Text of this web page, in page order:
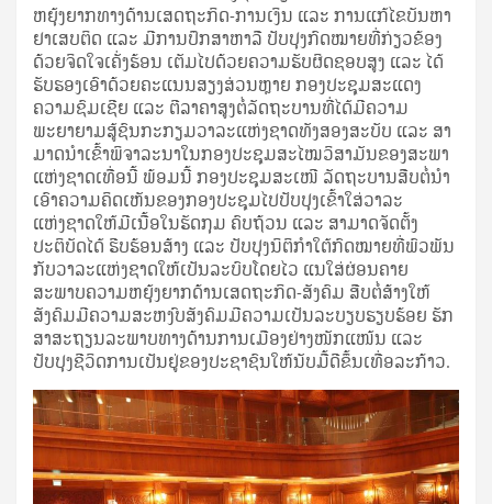
ຫຍຸ້ງຍາກທາງດ້ານເສດຖະກິດ-ການເງິນ ແລະ ການແກ້ໄຂບັນຫາ
ຢາເສບຕິດ ແລະ ມີການປຶກສາຫາລື ປັບປຸງກົດໝາຍທີ່ກ່ຽວຂ້ອງ
ດ້ວຍຈິດໃຈເຄັ່ງຮ້ອນ ເຕັມໄປດ້ວຍຄວາມຮັບຜິດຊອບສູງ ແລະ ໄດ້
ຮັບຮອງເອົາດ້ວຍຄະແນນສຽງສ່ວນຫຼາຍ ກອງປະຊຸມສະແດງ
ຄວາມຊົມເຊີຍ ແລະ ຕີລາຄາສູງຕໍ່ລັດຖະບານທີ່ໄດ້ມີຄວາມ
ພະຍາຍາມສູ້ຊົນກະກຽມວາລະແຫ່ງຊາດທັງສອງສະບັບ ແລະ ສາ
ມາດນໍາເຂົ້າພິຈາລະນາໃນກອງປະຊຸມສະໄໝວິສາມັນຂອງສະພາ
ແຫ່ງຊາດເທື່ອນີ້ ພ້ອມນີ້ ກອງປະຊຸມສະເໜີ ລັດຖະບານສືບຕໍ່ນໍາ
ເອົາຄວາມຄິດເຫັນຂອງກອງປະຊຸມໄປປັບປຸງເຂົ້າໃສ່ວາລະ
ແຫ່ງຊາດໃຫ້ມີເນື້ອໃນຮັດກຸມ ຄົບຖ້ວນ ແລະ ສາມາດຈັດຕັ້ງ
ປະຕິບັດໄດ້ ຮີບຮ້ອນສ້າງ ແລະ ປັບປຸງນິຕິກໍາໃຕ້ກົດໝາຍທີ່ພົວພັນ
ກັບວາລະແຫ່ງຊາດໃຫ້ເປັນລະບົບໂດຍໄວ ແນໃສ່ຜ່ອນຄາຍ
ສະພາບຄວາມຫຍຸ້ງຍາກດ້ານເສດຖະກິດ-ສັງຄົມ ສືບຕໍ່ສ້າງໃຫ້
ສັງຄົມມີຄວາມສະຫງົບສັງຄົມມີຄວາມເປັນລະບຽບຮຽບຮ້ອຍ ຮັກ
ສາສະຖຽນລະພາບທາງດ້ານການເມືອງຢ່າງໜັກແໜ້ນ ແລະ
ປັບປຸງຊີວິດການເປັນຢູ່ຂອງປະຊາຊົນໃຫ້ນັບມື້ດີຂຶ້ນເທື່ອລະກ້າວ.